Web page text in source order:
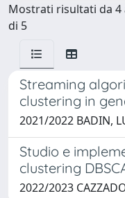
Mostrati risultati da 4
di 5
Streaming
clustering in
2021/2022 BADIN,
Studio e
clustering
2022/2023